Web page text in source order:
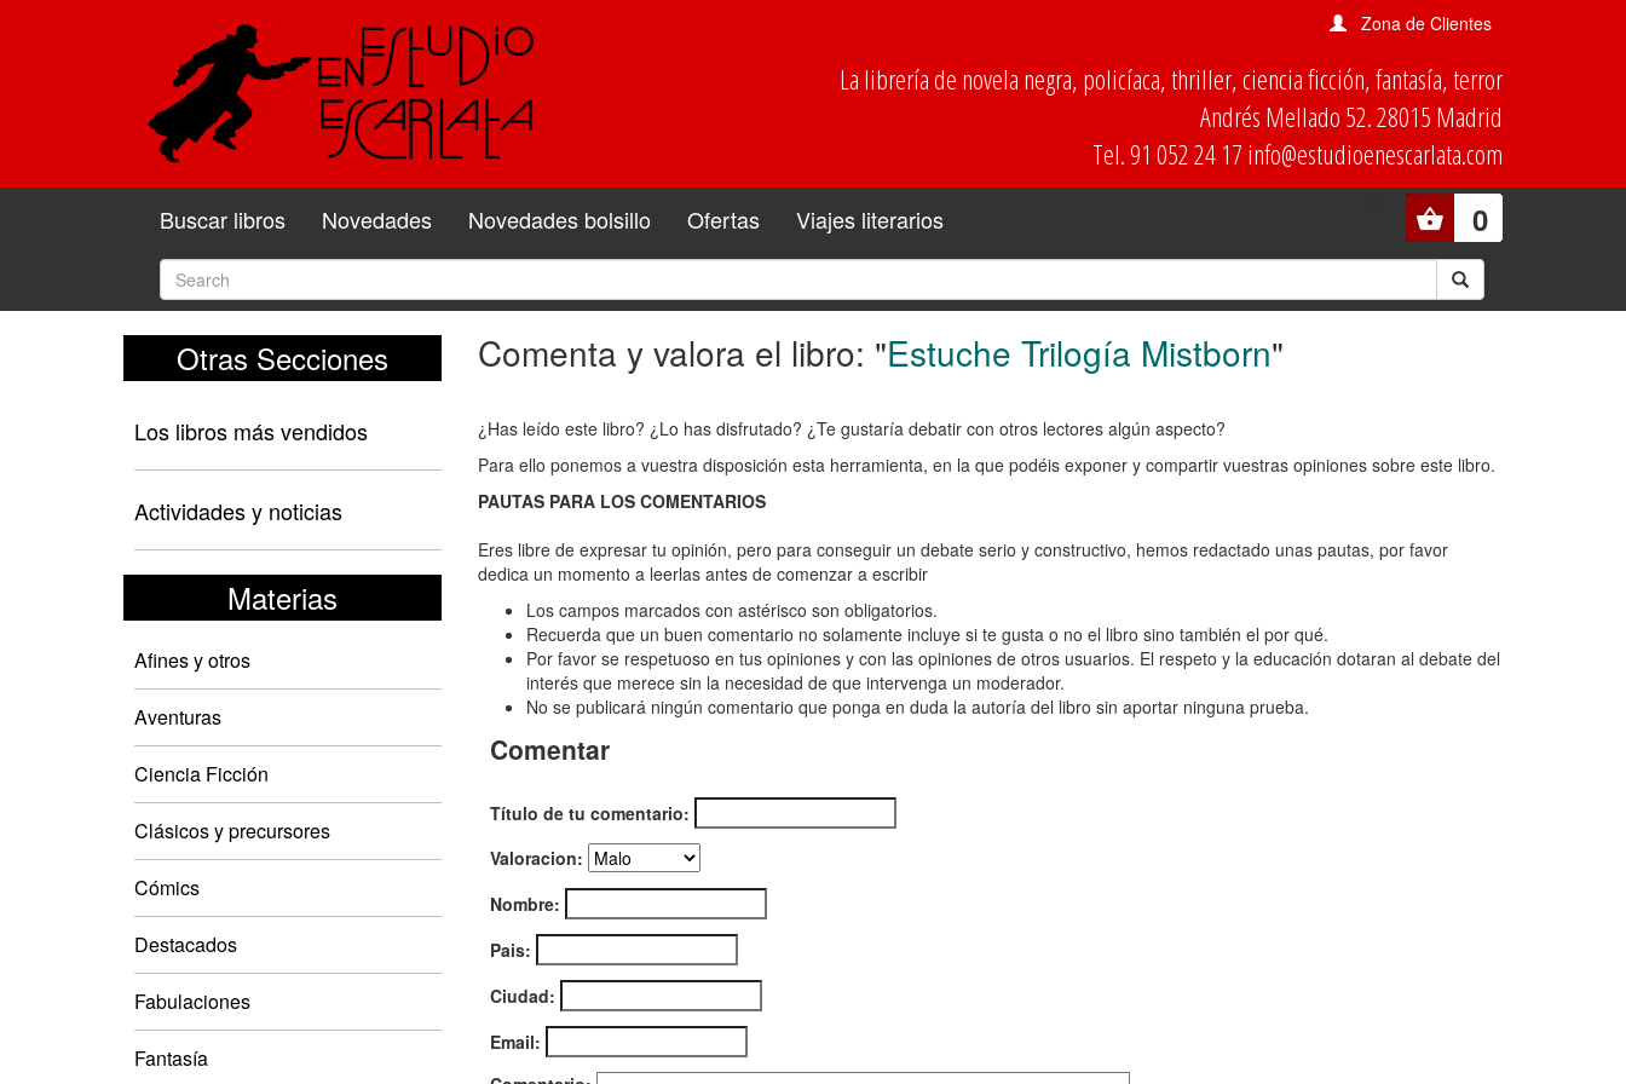
Zona de Clientes
La librería de novela negra, policíaca, thriller, ciencia ficción, fantasía, terror
Andrés Mellado 52. 28015 Madrid
Tel. 91 052 24 17 info@estudioenescarlata.com
0
Buscar libros Novedades Novedades bolsillo Ofertas Viajes literarios
Otras Secciones
Los libros más vendidos
Actividades y noticias
Materias
Afines y otros
Aventuras
Ciencia Ficción
Clásicos y precursores
Cómics
Destacados
Fabulaciones
Fantasía
Comenta
y
valora
el
libro:
Estuche
Trilogía
Mistborn
Comenta y valora el libro: "Estuche Trilogía Mistborn"
¿Has leído este libro? ¿Lo has disfrutado? ¿Te gustaría debatir con otros lectores algún aspecto?
Para ello ponemos a vuestra disposición esta herramienta, en la que podéis exponer y compartir vuestras opiniones sobre este libro.
PAUTAS PARA LOS COMENTARIOS
Eres libre de expresar tu opinión, pero para conseguir un debate serio y constructivo, hemos redactado unas pautas, por favor
dedica un momento a leerlas antes de comenzar a escribir
Los campos marcados con astérisco son obligatorios.
Recuerda que un buen comentario no solamente incluye si te gusta o no el libro sino también el por qué.
Por favor se respetuoso en tus opiniones y con las opiniones de otros usuarios. El respeto y la educación dotaran al debate del
interés que merece sin la necesidad de que intervenga un moderador.
No se publicará ningún comentario que ponga en duda la autoría del libro sin aportar ninguna prueba.
Comentar
Título de tu comentario:
Valoracion:
Nombre:
Pais:
Ciudad:
Email: